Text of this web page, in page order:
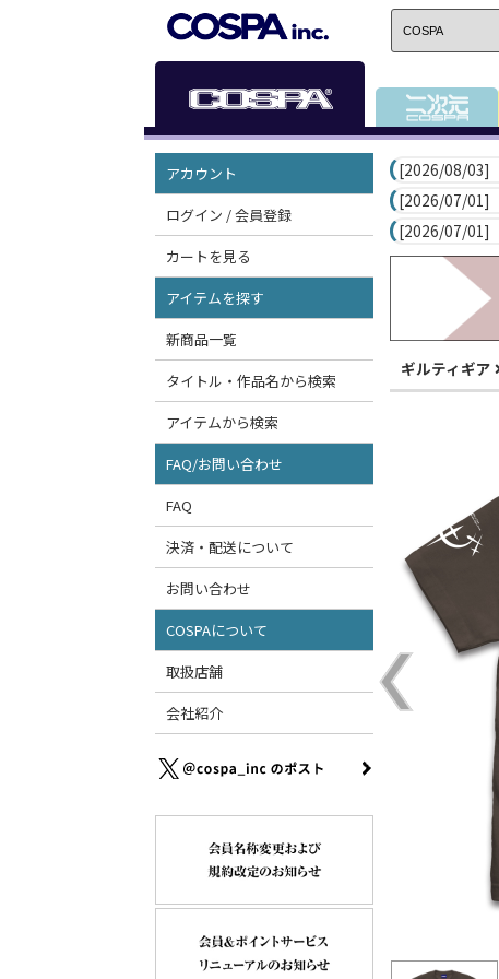
アカウント
ログイン / 会員登録
カートを見る
アイテムを探す
新商品一覧
タイトル・作品名から検索
アイテムから検索
FAQ/お問い合わせ
FAQ
決済・配送について
お問い合わせ
COSPAについて
取扱店舗
会社紹介
[2026/08/03]
[2026/07/01]
[2026/07/01]
ギルティギア